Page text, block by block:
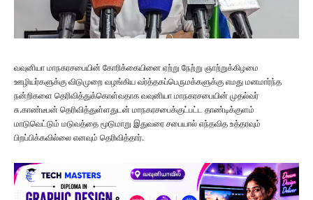
வவுனியா மாநகரசபையின் கோரிக்கையினை ஏற்று நேற்று ஞாற்றுக்கிழமை
ஊழியர்களுக்கு விடுமுறை வழங்கிய வர்த்தகப்பெருமக்களுக்கு எமது மனமார்ந்த
நன்றிகளை தெரிவித்துக்கொள்வதாக வவுனியா மாநகரசபையின் முதல்வர்
சு.காண்டீபன் தெரிவித்துள்ளதுடன் மாநகரசபைக்குட்பட்ட தாண்டிக்குளம்
மாடுவெட்டும் மடுவத்தை மூடுமாறு இதுவரை சபையால் எந்தவித உத்தரவும்
பிறப்பிக்கவில்லை எனவும் தெரிவித்தார்.